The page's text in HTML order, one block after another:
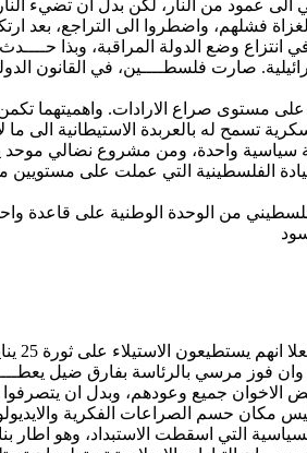
عمود من النار، لكن بدل ان تضيء
وضع الدولة المراقبة، وبذا
صارت فلسطــــين، في القانون
على مستوى صراع الارادات.
الفلسطينية التي عملت على مستويين
من الوحدة الوطنية على قاعدة
ديكتاتوري، واستفتاء على دستور صاغه الاسلاميون وحدهم؟